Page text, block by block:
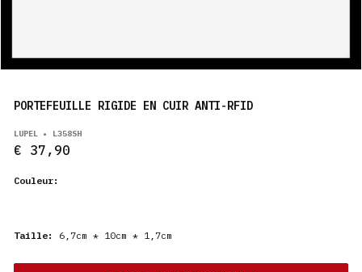
PORTEFEUILLE RIGIDE EN CUIR ANTI-RFID
LUPEL • L358SH
€ 37,90
Couleur:
Taille: 6,7cm * 10cm * 1,7cm